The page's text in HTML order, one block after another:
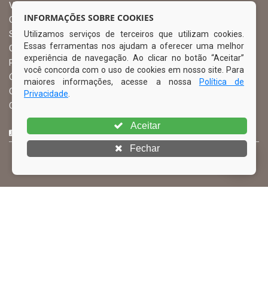
Vice Prefeito
Ouvidoria Municipal
Serviço de Informação ao Cidadão – SIC
Chefe de Gabinete
Procuradoria Geral
Órgão de Controle Interno
Organograma
Comissão Permanente de Licitação – CPL
CURTA NOSSA FAN PAGE
INFORMAÇÕES SOBRE COOKIES
Utilizamos serviços de terceiros que utilizam cookies.
Essas ferramentas nos ajudam a oferecer uma melhor
experiência de navegação. Ao clicar no botão “Aceitar”
você concorda com o uso de cookies em nosso site. Para
maiores informações, acesse a nossa
Política de
Privacidade
Aceitar
Fechar